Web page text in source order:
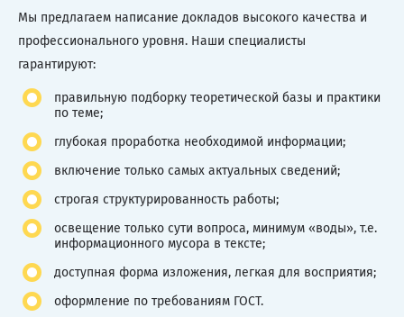
Мы предлагаем написание докладов высокого качества и
профессионального уровня. Наши специалисты
гарантируют:
правильную подборку теоретической базы и практики
по теме;
глубокая проработка необходимой информации;
включение только самых актуальных сведений;
строгая структурированность работы;
освещение только сути вопроса, минимум «воды», т.е.
информационного мусора в тексте;
доступная форма изложения, легкая для восприятия;
оформление по требованиям ГОСТ.